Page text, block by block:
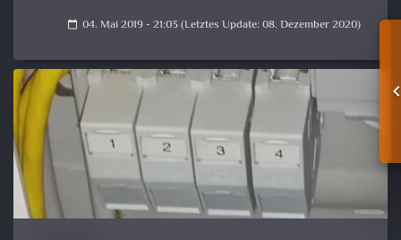
calendar_today 04. Mai 2019 - 21:03 (Letztes Update: 08. Dezember 2020)